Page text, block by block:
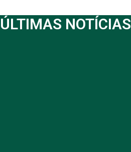
ÚLTIMAS NOTÍCIAS